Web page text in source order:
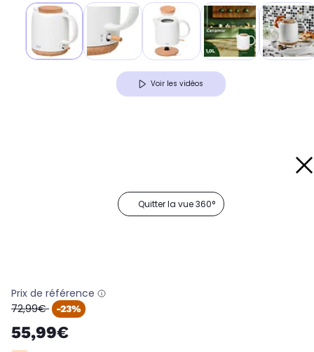
Voir les vidéos
Quitter la vue 360°
Prix de référence
oldPrice
72,99€ -23%
55,99€